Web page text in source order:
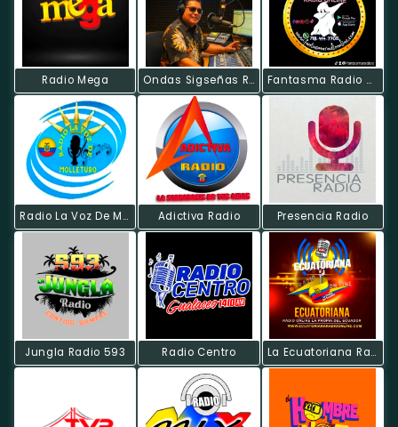
Radio Mega Ondas Sigseñas Radio Fantasma Radio Online
Radio La Voz De Molleturo Adictiva Radio Presencia Radio
Jungla Radio 593 Radio Centro La Ecuatoriana Radio On Line